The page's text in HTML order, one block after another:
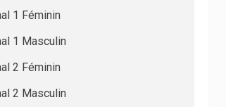
1 Féminin
1 Masculin
2 Féminin
2 Masculin